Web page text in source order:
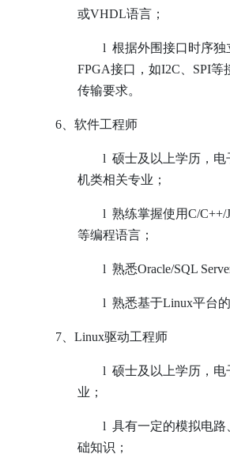
或VHDL语言；
l 根据外围接口时序独
FPGA接口，如I2C、SPI等
传输要求。
6 、软件工程师
l 硕士及以上学历，
机类相关专业；
l 熟练掌握使用C/C++/
等编程语言；
l 熟悉Oracle/SQL
l 熟悉基于Linux平台
7 Linux驱动工程师
l 硕士及以上学历，
业；
l 具有一定的模拟电路
础知识；